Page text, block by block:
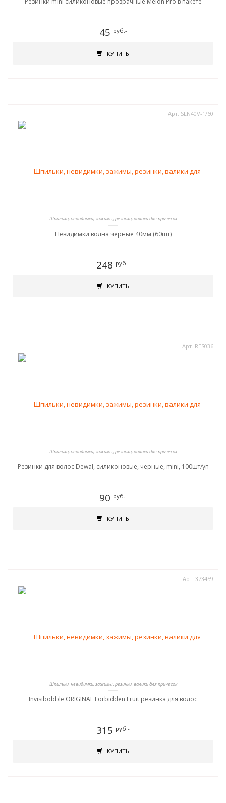
45 руб.-
КУПИТЬ
Арт. SLN40V-1/60
Шпильки, невидимки, зажимы, резинки, валики для причесок
Невидимки волна черные 40мм (60шт)
248 руб.-
КУПИТЬ
Арт. RES036
Шпильки, невидимки, зажимы, резинки, валики для причесок
Резинки для волос Dewal, силиконовые, черные, mini, 100шт/уп
90 руб.-
КУПИТЬ
Арт. 373459
Шпильки, невидимки, зажимы, резинки, валики для причесок
Invisibobble ORIGINAL Forbidden Fruit резинка для волос
315 руб.-
КУПИТЬ